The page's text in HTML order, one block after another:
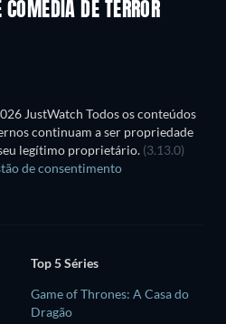
DE TERROR
JustWatch Todos os conteúdos
continuam a ser propriedade
legítimo proprietário. (3.13.0)
de consentimento
Top 5 Séries
Game of Thrones: A Casa do
Dragão